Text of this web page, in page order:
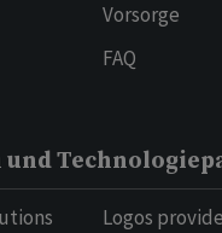
Vorsorge
FAQ
und
Logos